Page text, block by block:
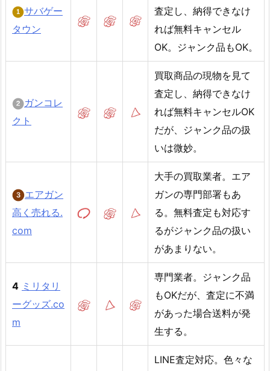
サバゲー
タウン
査定し、納得できなけ
れば無料キャンセル
OK。ジャンク品もOK。
ガンコレ
クト
買取商品の現物を見て
査定し、納得できなけ
れば無料キャンセルOK
だが、ジャンク品の扱
いは微妙。
エアガン
高く売れる.
com
大手の買取業者。エア
ガンの専門部署もあ
る。無料査定も対応す
るがジャンク品の扱い
があまりない。
4 ミリタリ
ーグッズ.co
m
専門業者。ジャンク品
もOKだが、査定に不満
があった場合送料が発
生する。
LINE査定対応。色々な